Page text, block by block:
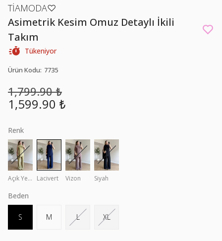
TİAMODA♡
Asimetrik Kesim Omuz Detaylı İkili
Takım
Tükeniyor
Ürün Kodu: 7735
1,799.90 ₺
1,599.90 ₺
Renk
Açık Yeşil Lacivert Vizon Siyah
Beden
S M L XL